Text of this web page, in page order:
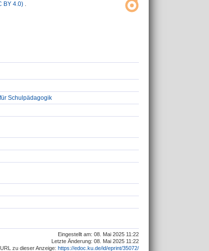
BY 4.0) .
Schulpädagogik
Eingestellt am: 08. Mai 2025 11:22
Letzte Änderung: 08. Mai 2025 11:22
URL zu dieser Anzeige: https://edoc.ku.de/id/eprint/35072/